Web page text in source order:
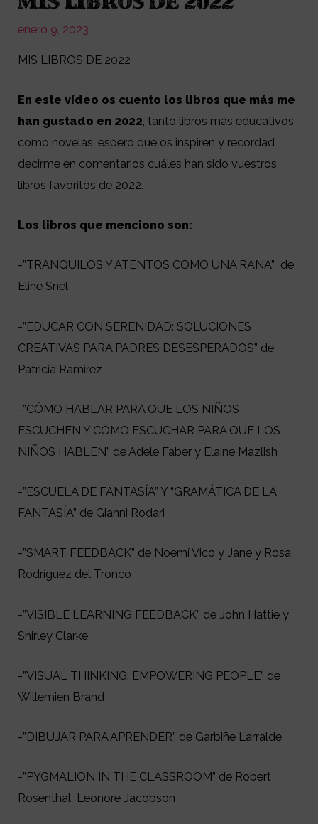
enero 9, 2023
MIS LIBROS DE 2022
En este vídeo os cuento los libros que más me
han gustado en 2022, tanto libros más educativos
como novelas, espero que os inspiren y recordad
decirme en comentarios cuáles han sido vuestros
libros favoritos de 2022.
Los libros que menciono son:
-”TRANQUILOS Y ATENTOS COMO UNA RANA” de
Eline Snel
-”EDUCAR CON SERENIDAD: SOLUCIONES
CREATIVAS PARA PADRES DESESPERADOS” de
Patricia Ramírez
-”CÓMO HABLAR PARA QUE LOS NIÑOS
ESCUCHEN Y CÓMO ESCUCHAR PARA QUE LOS
NIÑOS HABLEN” de Adele Faber y Elaine Mazlish
-”ESCUELA DE FANTASÍA” Y “GRAMÁTICA DE LA
FANTASÍA” de Gianni Rodari
-”SMART FEEDBACK” de Noemí Vico y Jane y Rosa
Rodríguez del Tronco
-”VISIBLE LEARNING FEEDBACK” de John Hattie y
Shirley Clarke
-”VISUAL THINKING: EMPOWERING PEOPLE” de
Willemien Brand
-”DIBUJAR PARA APRENDER” de Garbiñe Larralde
-”PYGMALION IN THE CLASSROOM” de Robert
Rosenthal Leonore Jacobson